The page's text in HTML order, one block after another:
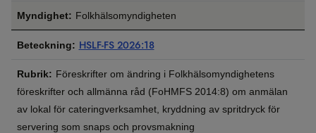
Folkhälsomyndigheten
HSLF-FS 2026:18
Föreskrifter om ändring i Folkhälsomyndighetens
föreskrifter och allmänna råd (FoHMFS 2014:8) om anmälan
av lokal för cateringverksamhet, kryddning av spritdryck för
servering som snaps och provsmakning